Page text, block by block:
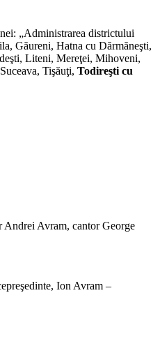
„Administrarea districtului
Găureni, Hatna cu Dărmăneşti,
Liteni, Mereţei, Mihoveni,
Tişăuţi, Todireşti cu
Andrei Avram, cantor George
Ion Avram –